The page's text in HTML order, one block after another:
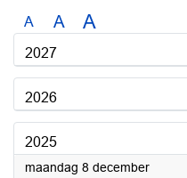
A A A
2027
2026
2025
maandag 8 december2025